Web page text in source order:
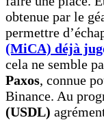
obtenue par le
permettre
(MiCA) déjà
cela ne semble
Paxos, connue
Binance. Au
(USDL)